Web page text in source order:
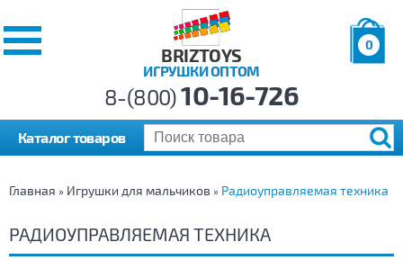
BRIZTOYS
ИГРУШКИ ОПТОМ
0
р.
8-(800)10-16-726
Каталог товаров
Главная » Игрушки для мальчиков » Радиоуправляемая техника
РАДИОУПРАВЛЯЕМАЯ ТЕХНИКА